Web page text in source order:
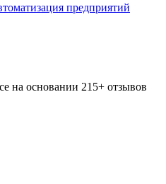
предприятий
на основании 215+ отзывов